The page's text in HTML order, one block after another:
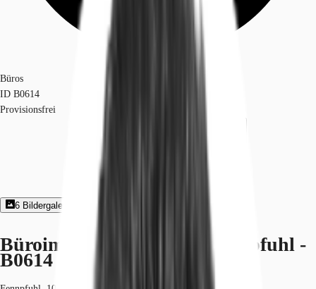
Büros
ID B0614
Provisionsfrei
6 Bildergalerie
Büroimmobilie - Berlin, Fennpfuhl -
B0614